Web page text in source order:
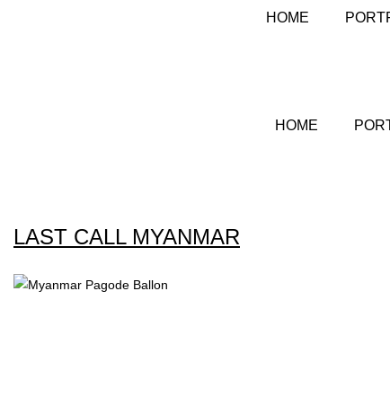
HOME
HOME
LAST CALL MYANMAR